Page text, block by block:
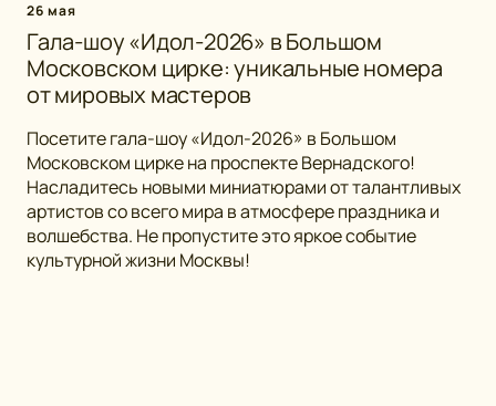
26 мая
Гала-шоу «Идол-2026» в Большом
Московском цирке: уникальные номера
от мировых мастеров
Посетите гала-шоу «Идол-2026» в Большом
Московском цирке на проспекте Вернадского!
Насладитесь новыми миниатюрами от талантливых
артистов со всего мира в атмосфере праздника и
волшебства. Не пропустите это яркое событие
культурной жизни Москвы!